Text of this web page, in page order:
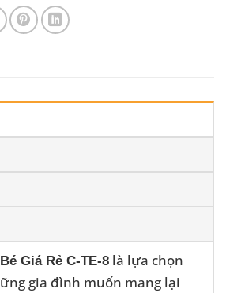
Giá Rẻ C-TE-8 là lựa chọn
gia đình muốn mang lại